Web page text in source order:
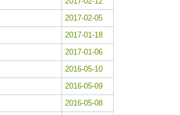
2017-02-05
2017-01-18
2017-01-06
2016-05-10
2016-05-09
2016-05-08